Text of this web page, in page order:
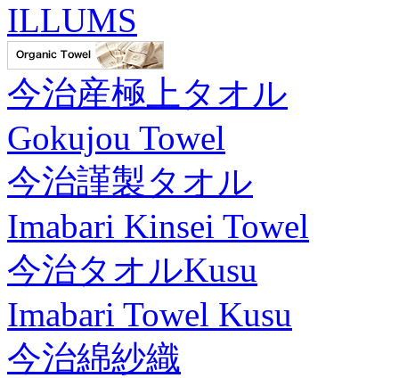
ILLUMS
今治産極上タオル
Gokujou Towel
今治謹製タオル
Imabari Kinsei Towel
今治タオルKusu
Imabari Towel Kusu
今治綿紗織